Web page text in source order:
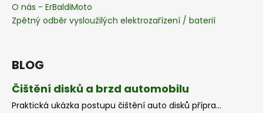
O nás - ErBaldiMoto
Zpětný odběr vysloužilých elektrozařízení / baterií
BLOG
Čištění disků a brzd automobilu
Praktická ukázka postupu čištění auto disků přípra...